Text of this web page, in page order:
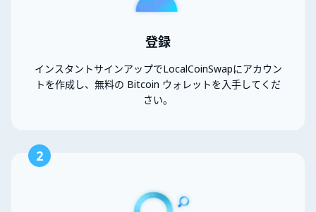
登録
インスタントサインアップでLocalCoinSwapにアカウン
トを作成し、無料の Bitcoin ウォレットを入手してくだ
さい。
2